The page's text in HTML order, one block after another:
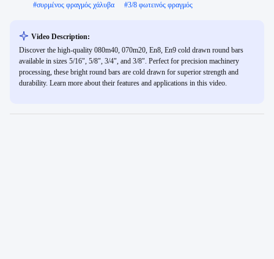
#συρμένος φραγμός χάλυβα #3/8 φωτεινός φραγμός
Video Description:
Discover the high-quality 080m40, 070m20, En8, En9 cold drawn round bars
available in sizes 5/16", 5/8", 3/4", and 3/8". Perfect for precision machinery
processing, these bright round bars are cold drawn for superior strength and
durability. Learn more about their features and applications in this video.